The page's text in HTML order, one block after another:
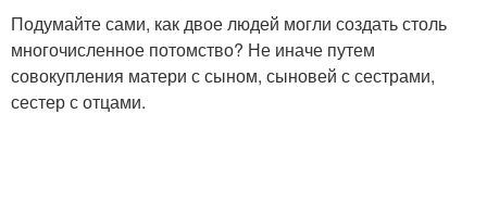
Подумайте сами, как двое людей могли создать столь
многочисленное потомство? Не иначе путем
совокупления матери с сыном, сыновей с сестрами,
сестер с отцами.